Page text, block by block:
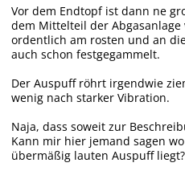
Vor dem Endtopf ist dann ne
dem Mittelteil der
ordentlich am rosten und an
auch schon festgegammelt.
Der Auspuff röhrt irgendwie
wenig nach starker Vibration.
Naja, dass soweit zur
Kann mir hier jemand sagen
übermäßig lauten Auspuff liegt?